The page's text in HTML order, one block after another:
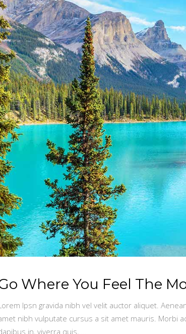
Where You Feel The
Ipsn gravida nibh vel velit auctor aliquet.
nibh vulputate cursus a sit amet mauris. Morbi
in, viverra quis,